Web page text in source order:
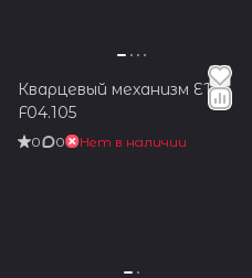
Кварцевый механизм ETA
F04.105
0 0 Нет в наличии